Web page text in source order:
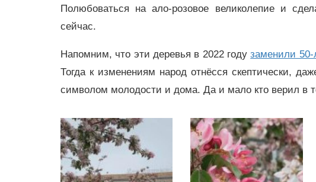
Полюбоваться на ало-розовое великолепие и
сейчас.
Напомним, что эти деревья в 2022 годузаменили 50-
Тогда к изменениям народ отнёсся скептически,
символом молодости и дома. Да и мало кто верил в